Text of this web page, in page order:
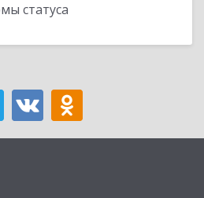
статуса